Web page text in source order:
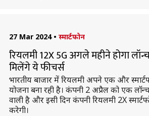
27 Mar 2024 • स्मार्टफोन
रियलमी 12X 5G अगले महीने होगा
मिलेंगे ये फीचर्स
भारतीय बाजार में रियलमी अपने एक और
योजना बना रही है। कंपनी 2 अप्रैल को एक
वाली है और इसी दिन कंपनी रियलमी 2X
करेगी।